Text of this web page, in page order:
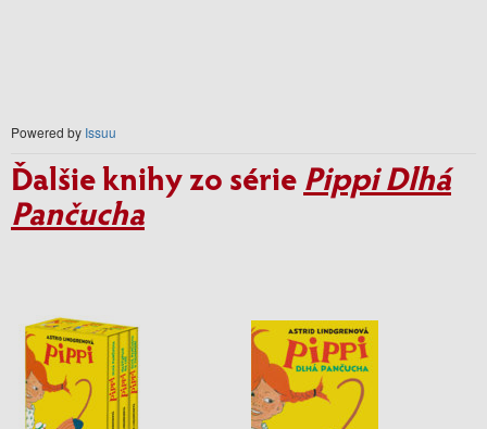
Powered by Issuu
Ďalšie knihy zo série Pippi Dlhá
Pančucha